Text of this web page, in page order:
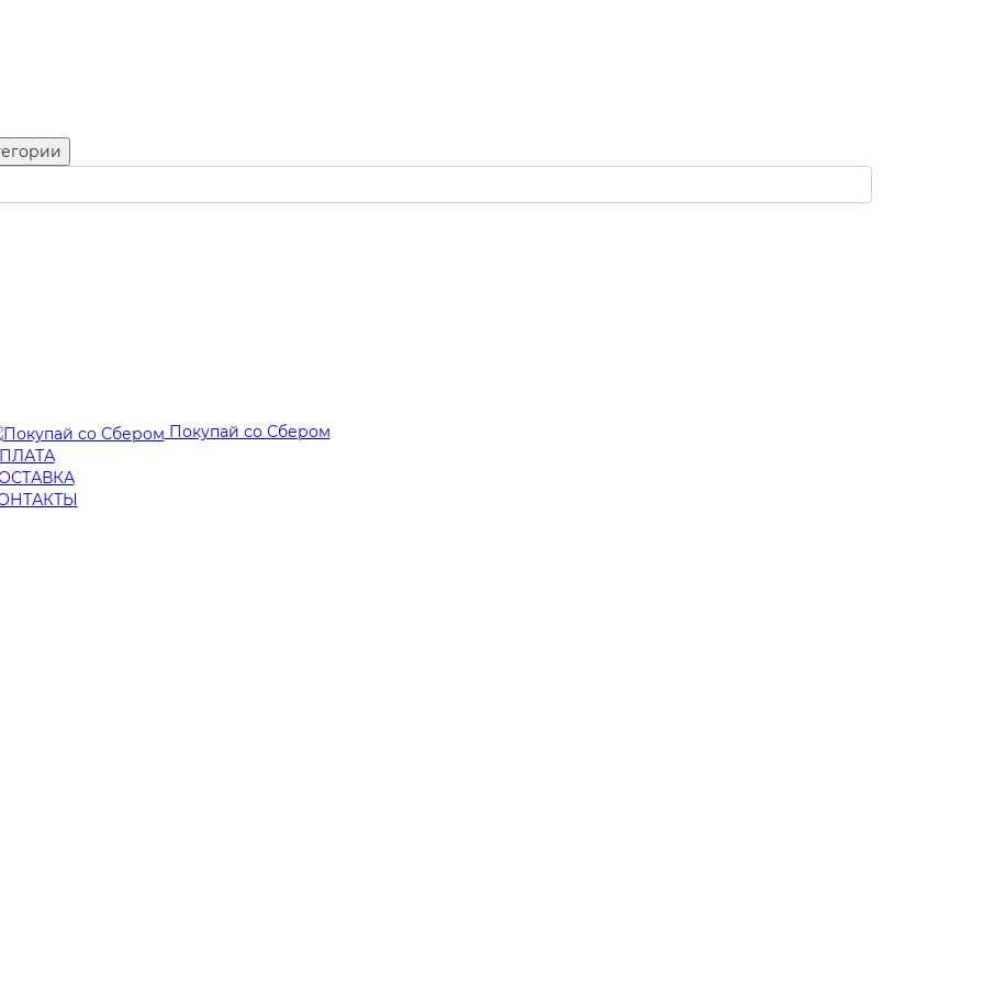
Покупай со Сбером